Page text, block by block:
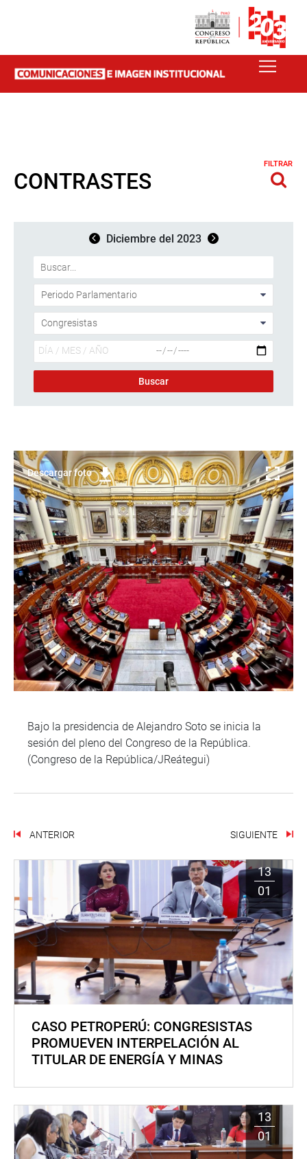
CONTRASTES
FILTRAR
Diciembre del 2023
Descargar foto
Bajo la presidencia de Alejandro Soto se inicia la
sesión del pleno del Congreso de la República.
(Congreso de la República/JReátegui)
ANTERIOR SIGUIENTE
13
01
CASO PETROPERÚ: CONGRESISTAS
PROMUEVEN INTERPELACIÓN AL
TITULAR DE ENERGÍA Y MINAS
13
01